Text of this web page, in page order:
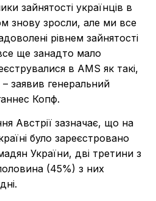
зайнятості українців в
знову зросли, але ми все
рівнем зайнятості
ще занадто мало
в AMS як такі,
заявив генеральний
Копф.
Австрії зазначає, що на
було зареєстровано
України, дві третини з
(45%) з них